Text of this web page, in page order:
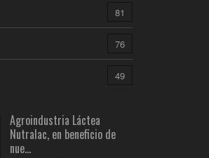
81
76
49
Agroindustria Láctea
Nutralac, en beneficio de
nue...